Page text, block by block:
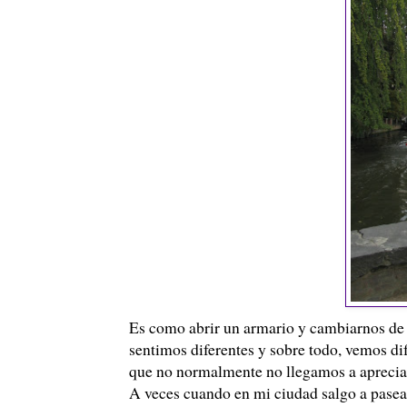
Es como abrir un armario y cambiarnos
sentimos diferentes y sobre todo, vemos
que no normalmente no llegamos a
A veces cuando en mi ciudad salgo a